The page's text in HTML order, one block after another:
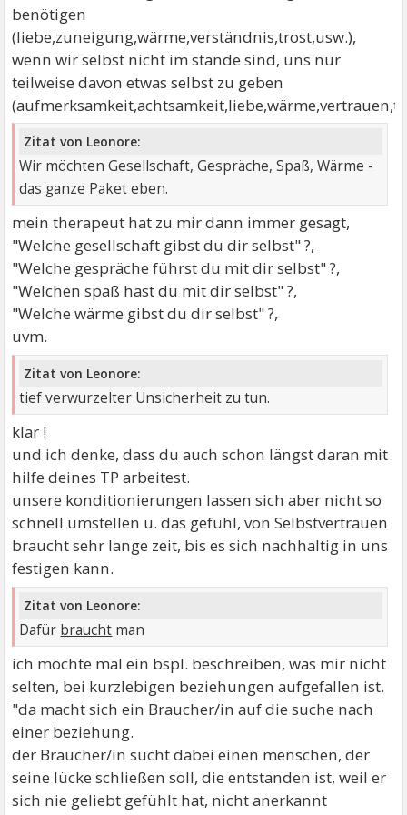
benötigen
(liebe,zuneigung,wärme,verständnis,trost,usw.),
wenn wir selbst nicht im stande sind, uns nur
teilweise davon etwas selbst zu geben
Zitat von Leonore:
Wir möchten Gesellschaft, Gespräche, Spaß, Wärme -
das ganze Paket eben.
mein therapeut hat zu mir dann immer gesagt,
"Welche gesellschaft gibst du dir selbst" ?,
"Welche gespräche führst du mit dir selbst" ?,
"Welchen spaß hast du mit dir selbst" ?,
"Welche wärme gibst du dir selbst" ?,
uvm.
Zitat von Leonore:
tief verwurzelter Unsicherheit zu tun.
klar !
und ich denke, dass du auch schon längst daran mit
hilfe deines TP arbeitest.
unsere konditionierungen lassen sich aber nicht so
schnell umstellen u. das gefühl, von Selbstvertrauen
braucht sehr lange zeit, bis es sich nachhaltig in uns
festigen kann.
Zitat von Leonore:
Dafür braucht man
ich möchte mal ein bspl. beschreiben, was mir nicht
selten, bei kurzlebigen beziehungen aufgefallen ist.
"da macht sich ein Braucher/in auf die suche nach
einer beziehung.
der Braucher/in sucht dabei einen menschen, der
seine lücke schließen soll, die entstanden ist, weil er
sich nie geliebt gefühlt hat, nicht anerkannt